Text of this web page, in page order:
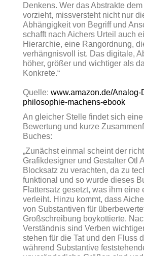
Denkens. Wer das Abstrakte
vorzieht, missversteht nicht nur
Abhängigkeit von Begriff und
schafft nach Aichers Urteil auch
Hierarchie, eine Rangordnung,
verhängnisvoll ist. Das digitale,
höher, größer und wichtiger als
Konkrete.“
Quelle: www.amazon.de/Analog-
philosophie-machens-ebook
An gleicher Stelle findet sich
Bewertung und kurze
Buches:
„Zunächst einmal scheint der
Grafikdesigner und Gestalter Otl
Blocksatz zu verachten, da zu
funktional und so wurde dieses
Flattersatz gesetzt, was ihm eine
verleiht. Hinzu kommt, dass
von Substantiven für
Großschreibung boykottierte.
Verständnis sind Verben
stehen für die Tat und den Fluss
während Substantive